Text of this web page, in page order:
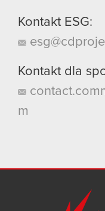
Kontakt ESG:
Kontakt dla
m